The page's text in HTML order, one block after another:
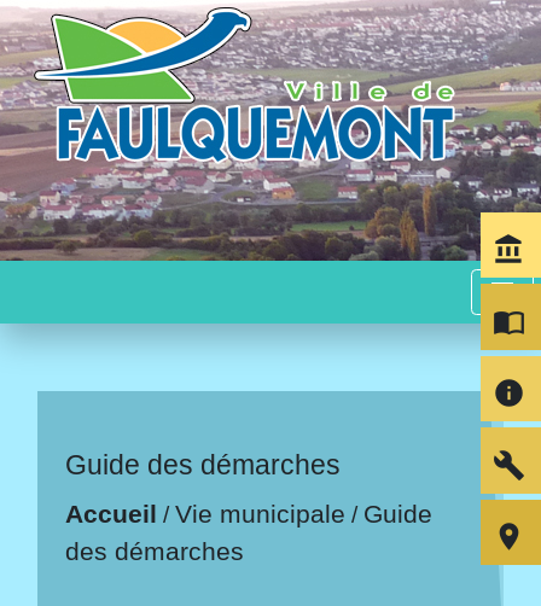
menu
Guide des démarches
Accueil /Vie municipale / Guide
des démarches
account_balance
import_contacts
info
build
room